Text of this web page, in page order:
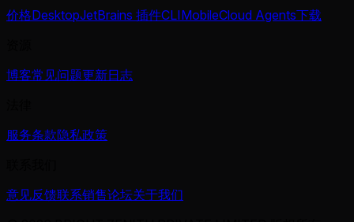
价格DesktopJetBrains 插件CLIMobileCloud Agents下载
博客常见问题更新日志
服务条款隐私政策
意见反馈联系销售论坛关于我们